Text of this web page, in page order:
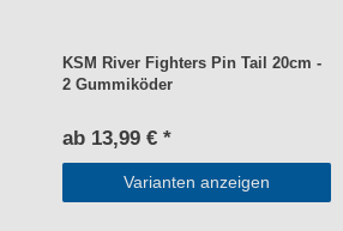
KSM River Fighters Pin Tail 20cm -
2 Gummiköder
ab 13,99 € *
Varianten anzeigen